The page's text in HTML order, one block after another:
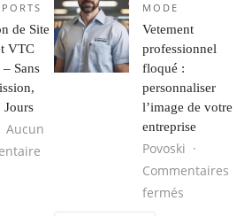
de Site
VTC
Sans
Jours
Aucun
sur Création de Site Internet VTC
MODE
Vetement
professionnel
floqué :
personnaliser
l’image de votre
entreprise
Povoski
Commentaires
fermés